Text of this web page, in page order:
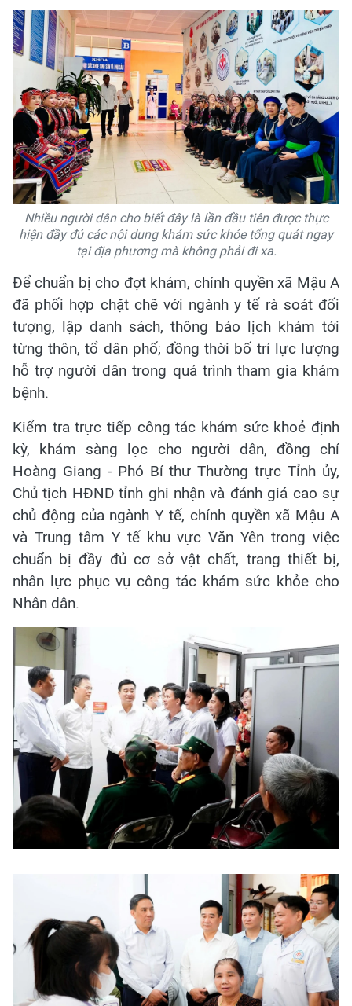
Nhiều người dân cho biết đây là lần đầu tiên được thực
hiện đầy đủ các nội dung khám sức khỏe tổng quát ngay
tại địa phương mà không phải đi xa.
Để chuẩn bị cho đợt khám, chính quyền xã Mậu A
đã phối hợp chặt chẽ với ngành y tế rà soát đối
tượng, lập danh sách, thông báo lịch khám tới
từng thôn, tổ dân phố; đồng thời bố trí lực lượng
hỗ trợ người dân trong quá trình tham gia khám
bệnh.
Kiểm tra trực tiếp công tác khám sức khoẻ định
kỳ, khám sàng lọc cho người dân, đồng chí
Hoàng Giang - Phó Bí thư Thường trực Tỉnh ủy,
Chủ tịch HĐND tỉnh ghi nhận và đánh giá cao sự
chủ động của ngành Y tế, chính quyền xã Mậu A
và Trung tâm Y tế khu vực Văn Yên trong việc
chuẩn bị đầy đủ cơ sở vật chất, trang thiết bị,
nhân lực phục vụ công tác khám sức khỏe cho
Nhân dân.